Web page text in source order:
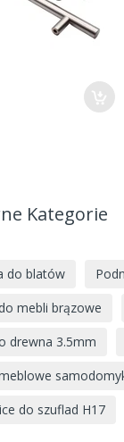
Kategorie
do blatów
mebli brązowe
drewna 3.5mm
do szuflad H17